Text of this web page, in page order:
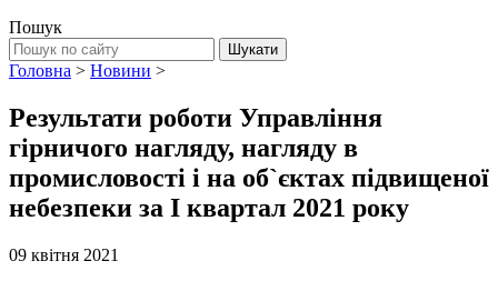
Пошук
Головна > Новини >
Результати роботи Управління
гірничого нагляду, нагляду в
промисловості і на об`єктах підвищеної
небезпеки за І квартал 2021 року
09 квітня 2021